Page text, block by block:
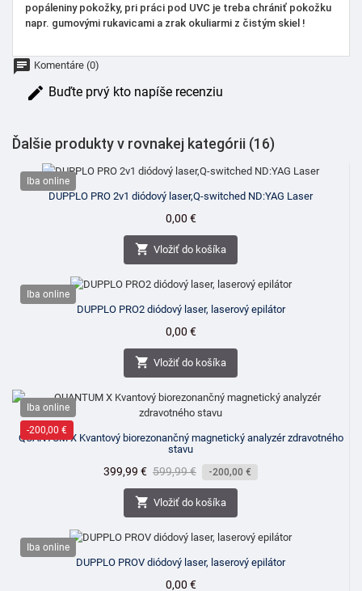
popáleniny pokožky, pri práci pod UVC je treba chrániť pokožku
napr. gumovými rukavicami a zrak okuliarmi z čistým skiel !
chat Komentáre (0)
edit Buďte prvý kto napíše recenziu
Ďalšie produkty v rovnakej kategórii (16)
Iba online
DUPPLO PRO 2v1 diódový laser,Q-switched ND:YAG Laser
Cena
0,00 €
 Vložiť do košíka
Iba online
DUPPLO PRO2 diódový laser, laserový epilátor
Cena
0,00 €
 Vložiť do košíka
Iba online
-200,00 €
QUANTUM X Kvantový biorezonančný magnetický analyzér zdravotného
stavu
Cena
399,99 € Bežná
cena
599,99 € -200,00 €
 Vložiť do košíka
Iba online
DUPPLO PROV diódový laser, laserový epilátor
Cena
0,00 €